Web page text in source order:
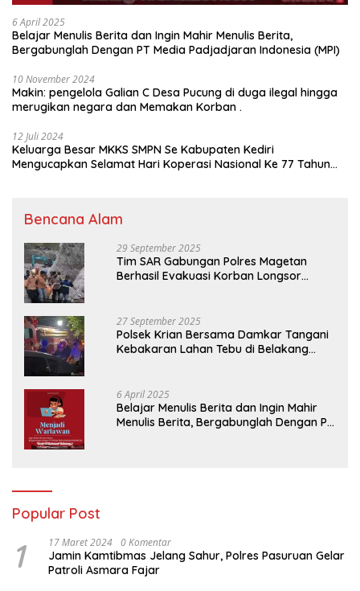
6 April 2025
Belajar Menulis Berita dan Ingin Mahir Menulis Berita,
Bergabunglah Dengan PT Media Padjadjaran Indonesia (MPI)
10 November 2024
Makin: pengelola Galian C Desa Pucung di duga ilegal hingga
merugikan negara dan Memakan Korban .
12 Juli 2024
Keluarga Besar MKKS SMPN Se Kabupaten Kediri
Mengucapkan Selamat Hari Koperasi Nasional Ke 77 Tahun
Bencana Alam
29 September 2025
Tim SAR Gabungan Polres Magetan
Berhasil Evakuasi Korban Longsor
27 September 2025
Polsek Krian Bersama Damkar Tangani
Kebakaran Lahan Tebu di Belakang
6 April 2025
Belajar Menulis Berita dan Ingin Mahir
Menulis Berita, Bergabunglah Dengan PT
Popular Post
1 17 Maret 2024 0 Komentar
Jamin Kamtibmas Jelang Sahur, Polres Pasuruan Gelar
Patroli Asmara Fajar